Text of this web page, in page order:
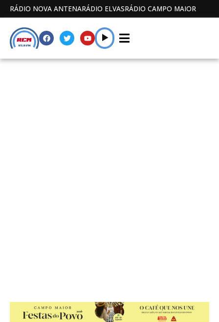
RÁDIO NOVA ANTENARÁDIO ELVASRÁDIO CAMPO MAIOR